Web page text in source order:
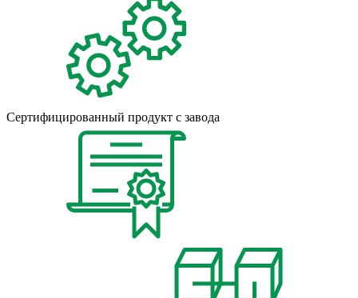
Сертифицированный продукт с завода